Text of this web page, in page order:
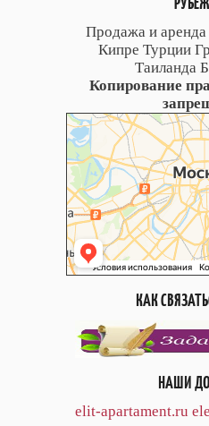
Продажа и
Кипре Турции
Таиланда
Копирование
КАК
НАШИ
elit-apartament.ru